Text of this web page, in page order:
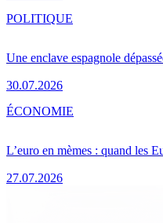
Une enclave espagnole
30.07.2026
POLITIQUE
L’euro en mèmes : quand les
27.07.2026
ÉCONOMIE